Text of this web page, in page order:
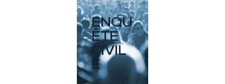
ENQU
ÊTE
CIVIL
E